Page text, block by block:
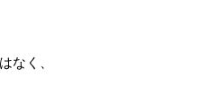
なく、